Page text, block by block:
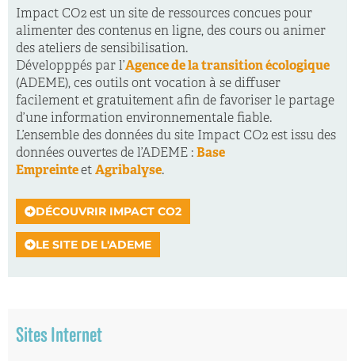
Impact CO2 est un site de ressources concues pour
alimenter des contenus en ligne, des cours ou animer
des ateliers de sensibilisation.
Développpés par l’Agence de la transition écologique
(ADEME), ces outils ont vocation à se diffuser
facilement et gratuitement afin de favoriser le partage
d’une information environnementale fiable.
L’ensemble des données du site Impact CO2 est issu des
données ouvertes de l’ADEME : Base
Empreinteet Agribalyse.
DÉCOUVRIR IMPACT CO2
LE SITE DE L'ADEME
Sites Internet